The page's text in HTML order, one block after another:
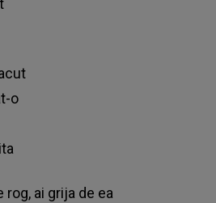
о
аі grіја dе еа